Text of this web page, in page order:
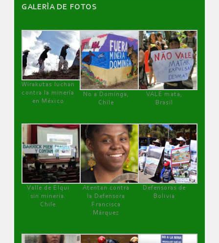
GALERÌA DE FOTOS
Wirakutas luchan
contra la minería
en México
No a Dominga,
Chile
VALE mata,
Brasil
Valle de Elqui
sin minería.
Chile
Atentan contra
la Defensora
Francisca
Márquez
Defensoras de
Bolivia